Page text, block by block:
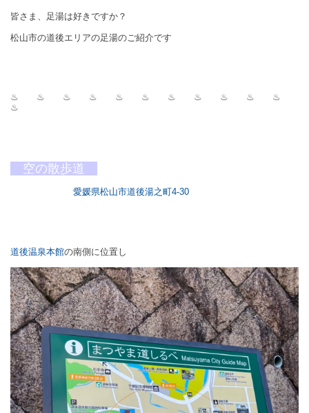
皆さま、足湯は好きですか？
松山市の道後エリアの足湯のご紹介です
♨ ♨ ♨ ♨ ♨ ♨ ♨ ♨ ♨ ♨ ♨
♨
空の散歩道
愛媛県松山市道後湯之町4-30
道後温泉本館の南側に位置し